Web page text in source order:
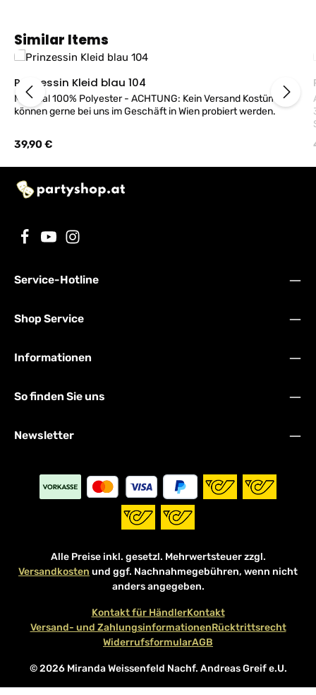
Produktgalerie überspringen
Similar Items
Prinzessin Kleid blau 104
Material 100% Polyester - ACHTUNG: Kein Versand Kostüme
können gerne bei uns im Geschäft in Wien probiert werden.
Regulärer Preis:
39,90 €
Service-Hotline
Shop Service
Informationen
So finden Sie uns
Newsletter
Alle Preise inkl. gesetzl. Mehrwertsteuer zzgl.
Versandkosten und ggf. Nachnahmegebühren, wenn nicht
anders angegeben.
© 2026 Miranda Weissenfeld Nachf. Andreas Greif e.U.
Kontakt für HändlerKontakt
Versand- und ZahlungsinformationenRücktrittsrecht
WiderrufsformularAGB